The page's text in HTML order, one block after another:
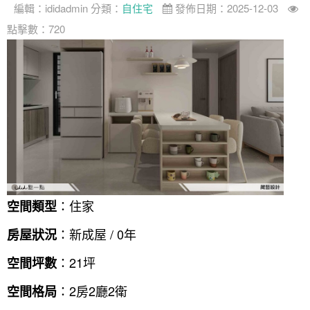
編輯： ididadmin 分類： 自住宅
發佈日期：2025-12-03
點擊數：720
空間類型 ：住家
房屋狀況 ：新成屋 / 0年
空間坪數 ：21坪
空間格局 ：2房2廳2衛